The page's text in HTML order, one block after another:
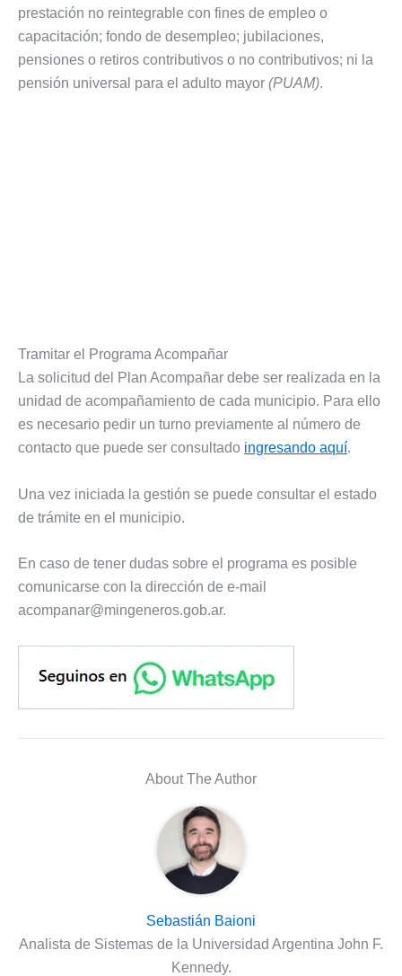
prestación no reintegrable con fines de empleo o
capacitación; fondo de desempleo; jubilaciones,
pensiones o retiros contributivos o no contributivos; ni la
pensión universal para el adulto mayor (PUAM).
Tramitar el Programa Acompañar
La solicitud del Plan Acompañar debe ser realizada en la
unidad de acompañamiento de cada municipio. Para ello
es necesario pedir un turno previamente al número de
contacto que puede ser consultado ingresando aquí.
Una vez iniciada la gestión se puede consultar el estado
de trámite en el municipio.
En caso de tener dudas sobre el programa es posible
comunicarse con la dirección de e-mail
acompanar@mingeneros.gob.ar.
About The Author
Sebastián Baioni
Analista de Sistemas de la Universidad Argentina John F.
Kennedy.